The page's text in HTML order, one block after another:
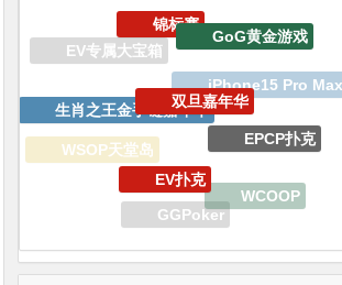
APT亚洲扑克巡回赛
WSOP天堂岛
生肖之王金手链嘉年华
双旦嘉年华
EPCP扑克
GGPoker
EV扑克